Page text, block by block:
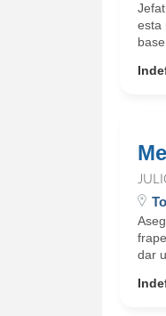
esta
dar